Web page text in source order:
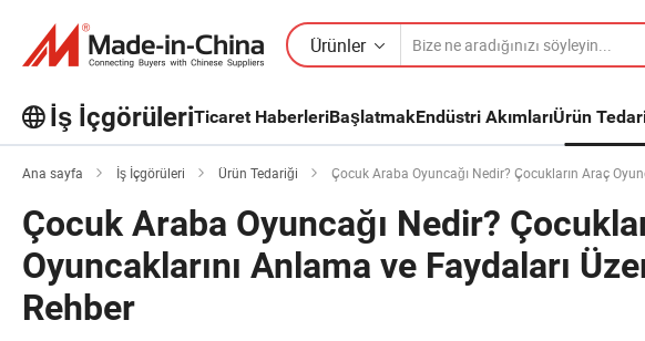
Ürünler
İş İçgörüleriTicaret HaberleriBaşlatmakEndüstri AkımlarıÜrün
İş İçgörüleri'taki daha popüler
Daha Fazla Göster
Ana sayfa İş İçgörüleri Ürün Tedariği Çocuk Araba Oyuncağı Nedir? Çocukların Araç
Çocuk Araba Oyuncağı Nedir?
Oyuncaklarını Anlama ve Faydaları
Rehber